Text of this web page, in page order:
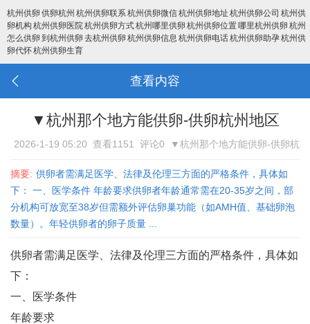
杭州供卵 供卵杭州 杭州供卵联系杭州供卵微信杭州供卵地址 杭州供卵公司 杭州供
卵机构 杭州供卵医院杭州供卵方式杭州哪里供卵 杭州供卵位置哪里杭州供卵 杭州
怎么供卵 到杭州供卵 去杭州供卵 杭州供卵信息 杭州供卵电话杭州供卵助孕杭州供
卵代怀杭州供卵生育
查看内容
▼杭州那个地方能供卵-供卵杭州地区
2026-1-19 05:20 查看1151 评论0
▼杭州那个地方能供卵-供卵杭
摘要: 供卵者需满足医学、法律及伦理三方面的严格条件，具体如
下： 一、医学条件 年龄要求‌供卵者年龄通常需在20-35岁之间，部
分机构可放宽至38岁但需额外评估卵巢功能（如AMH值、基础卵泡
数量）‌。年轻供卵者的卵子质量 ...
供卵者需满足医学、法律及伦理三方面的严格条件，具体如
下：
一、医学条件
年龄要求‌